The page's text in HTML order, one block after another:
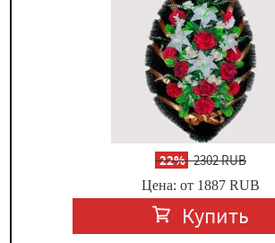
-22%2302 RUB
Цена: от 1887 RUB
Купить